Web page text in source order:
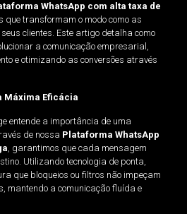
WhatsApp com alta taxa de
que transformam o modo como as
clientes. Este artigo detalha como
a comunicação empresarial,
e otimizando as conversões através
Máxima Eficácia
entende a importância de uma
de nossa Plataforma WhatsApp
, garantimos que cada mensagem
Utilizando tecnologia de ponta,
que bloqueios ou filtros não impeçam
mantendo a comunicação fluída e